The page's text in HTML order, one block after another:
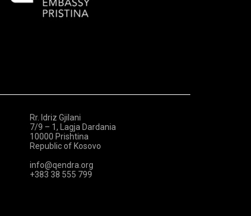
Rr. Idriz Gjilani
7/9 – 1, Lagja Dardania
10000 Prishtina
Republic of Kosovo
info@qendra.org
+383 38 555 799